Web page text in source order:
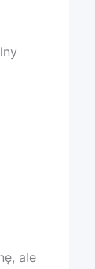
ale